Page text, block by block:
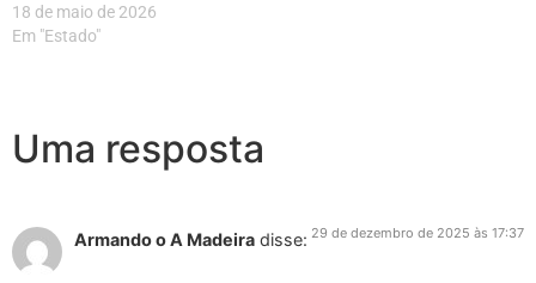
18 de maio de 2026
Em "Estado"
Uma resposta
Armando o A Madeira disse: 29 de dezembro de 2025 às 17:37